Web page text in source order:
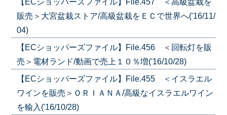
販売＞大宮盆栽ストア/高級盆栽をＥＣで世界へ('16/11/
04)
【ECショッパーズファイル】File.456 ＜回転灯を販
売＞電材ランド/動画で売上１０％増('16/10/28)
【ECショッパーズファイル】File.455 ＜イスラエル
ワインを販売＞ＯＲＩＡＮＡ/高級なイスラエルワイン
を輸入('16/10/28)